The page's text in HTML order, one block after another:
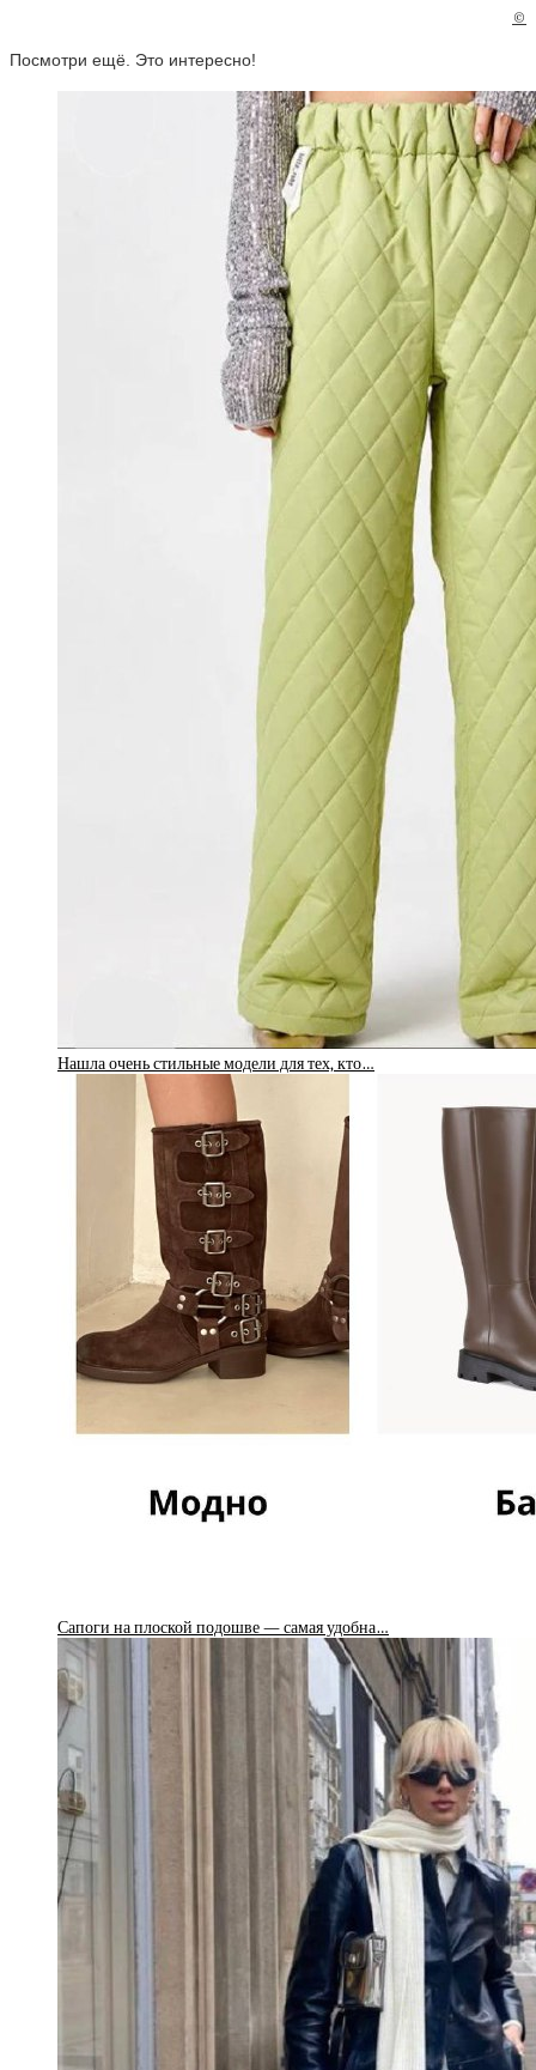
©
Посмотри ещё. Это интересно!
Нашла очень стильные модели для тех, кто…
Сапоги на плоской подошве — самая удобна…